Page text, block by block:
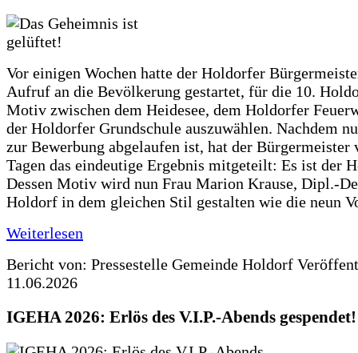
Vor einigen Wochen hatte der Holdorfer
Aufruf an die Bevölkerung gestartet, für die 10.
Motiv zwischen dem Heidesee, dem Holdorfer
der Holdorfer Grundschule auszuwählen. Nachdem
zur Bewerbung abgelaufen ist, hat der Bürgermeister
Tagen das eindeutige Ergebnis mitgeteilt: Es ist der
Dessen Motiv wird nun Frau Marion Krause, Dipl.-
Holdorf in dem gleichen Stil gestalten wie die neun
Weiterlesen
Bericht von: Pressestelle Gemeinde Holdorf
11.06.2026
IGEHA 2026: Erlös des V.I.P.-Abends gespendet!